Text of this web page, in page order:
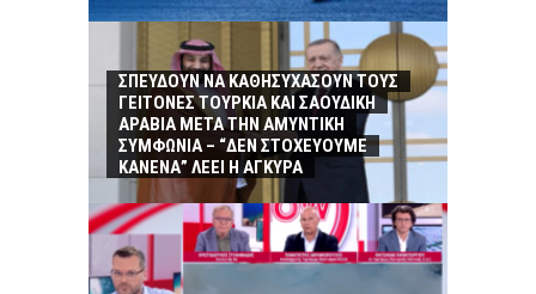
ΣΠΕΥΔΟΥΝ ΝΑ ΚΑΘΗΣΥΧΑΣΟΥΝ ΤΟΥΣ
ΓΕΙΤΟΝΕΣ ΤΟΥΡΚΙΑ ΚΑΙ ΣΑΟΥΔΙΚΗ
ΑΡΑΒΙΑ ΜΕΤΑ ΤΗΝ ΑΜΥΝΤΙΚΗ
ΣΥΜΦΩΝΙΑ – “ΔΕΝ ΣΤΟΧΕΥΟΥΜΕ
ΚΑΝΕΝΑ” ΛΕΕΙ Η ΑΓΚΥΡΑ